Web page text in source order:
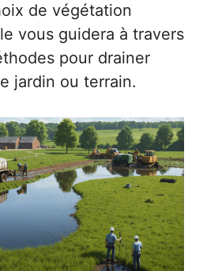
de végétation
vous guidera à travers
pour drainer
jardin ou terrain.